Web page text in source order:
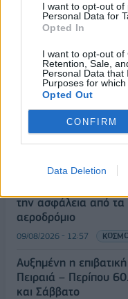
I want to opt-out of
Personal Data for
Opted In
I want to opt-out of
Retention, Sale,
Personal Data that
Purposes for which
Opted Out
CONFIRM
Data Deletion
09/08/2026 - 14:17
ανταγωνιστές –
κλάδους (Εθνική
09/08/2026 - 13:51
Προς εκτύπωση το
εκπαιδευτικό υλικό,
ηλεκτρονική μορφή»
την ασφάλεια από τα
αεροδρόμιο
09/08/2026 - 12:57
Αυξημένη η
Πειραιά – Περίπου
και Σάββατο